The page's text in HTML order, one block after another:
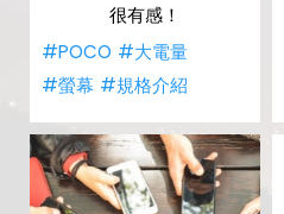
很有感！
#POCO #大電量
#螢幕 #規格介紹